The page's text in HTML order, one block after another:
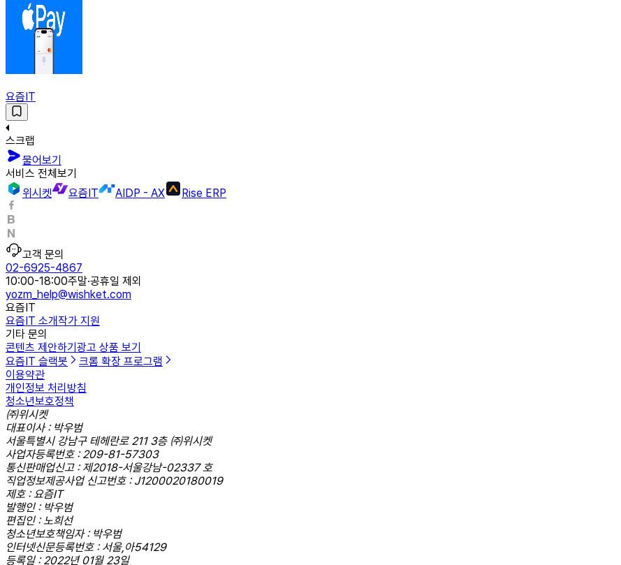
요즘IT
스크랩
물어보기
서비스 전체보기
위시켓
요즘IT AIDP - AX Rise ERP
고객 문의
02-6925-4867
10:00-18:00주말·공휴일 제외
yozm_help@wishket.com
요즘IT
요즘IT 소개작가 지원
기타 문의
콘텐츠 제안하기 광고 상품 보기
요즘IT 슬랙봇
크롬 확장 프로그램
이용약관
개인정보 처리방침
청소년보호정책
㈜위시켓
대표이사 : 박우범
서울특별시 강남구 테헤란로 211 3층 ㈜위시켓
사업자등록번호 : 209-81-57303
통신판매업신고 : 제2018-서울강남-02337 호
직업정보제공사업 신고번호 : J1200020180019
제호 : 요즘IT
발행인 : 박우범
편집인 : 노희선
청소년보호책임자 : 박우범
인터넷신문등록번호 : 서울,아54129
등록일 : 2022년 01월 23일